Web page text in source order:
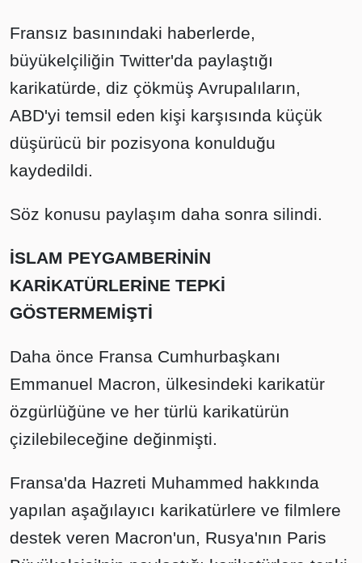
Fransız basınındaki haberlerde,
büyükelçiliğin Twitter'da paylaştığı
karikatürde, diz çökmüş Avrupalıların,
ABD'yi temsil eden kişi karşısında küçük
düşürücü bir pozisyona konulduğu
kaydedildi.
Söz konusu paylaşım daha sonra silindi.
İSLAM PEYGAMBERİNİN
KARİKATÜRLERİNE TEPKİ
GÖSTERMEMİŞTİ
Daha önce Fransa Cumhurbaşkanı
Emmanuel Macron, ülkesindeki karikatür
özgürlüğüne ve her türlü karikatürün
çizilebileceğine değinmişti.
Fransa'da Hazreti Muhammed hakkında
yapılan aşağılayıcı karikatürlere ve filmlere
destek veren Macron'un, Rusya'nın Paris